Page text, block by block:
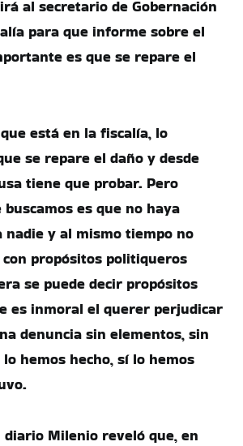
al secretario de Gobernación
para que informe sobre el
es que se repare el
está en la fiscalía, lo
se repare el daño y desde
tiene que probar. Pero
es que no haya
nadie y al mismo tiempo no
propósitos politiqueros
se puede decir propósitos
es inmoral el querer perjudicar
denuncia sin elementos, sin
hemos hecho, sí lo hemos
diario Milenio reveló que, en